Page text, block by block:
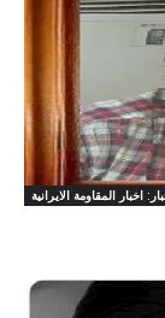
اخبار المقاومة الايرانية